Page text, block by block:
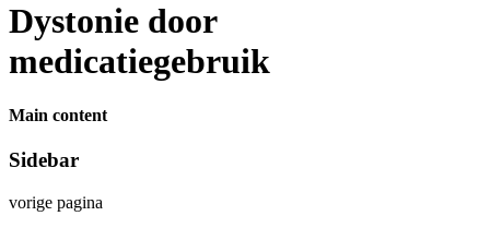
Dystonie door
medicatiegebruik
Main content
Sidebar
vorige pagina